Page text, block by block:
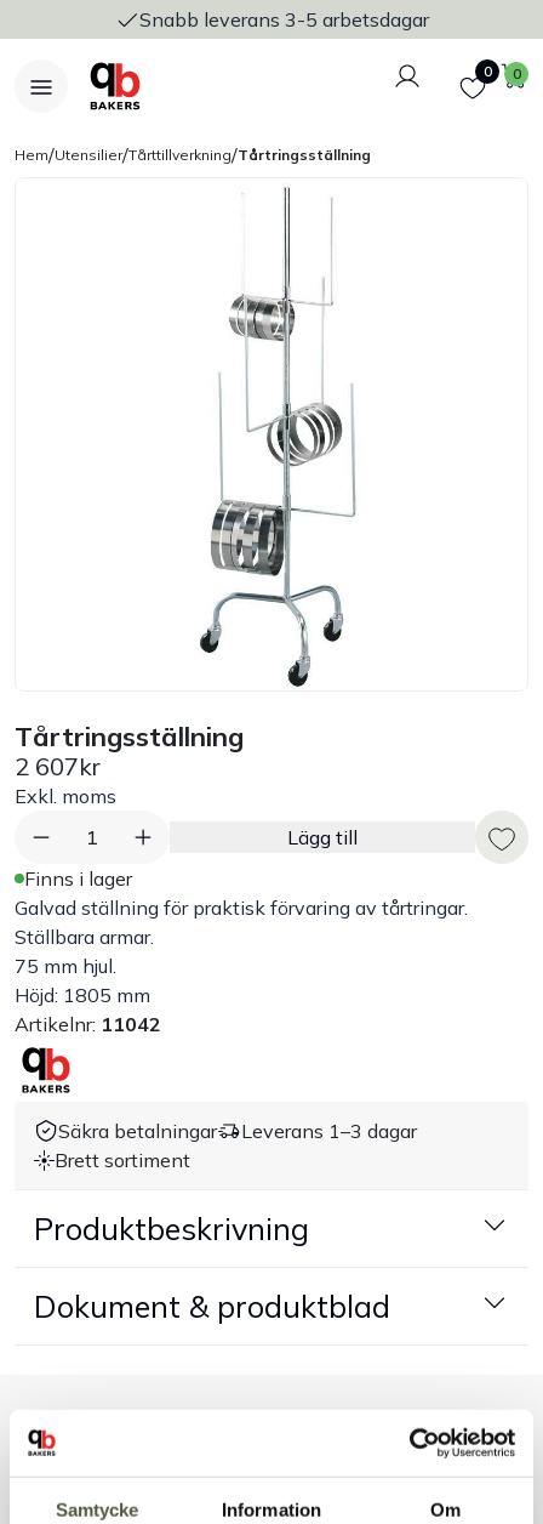
Samtycke Information Om
Snabb leverans 3-5 arbetsdagar
Logga in
Favoriter
0 0
Bageriplåtar & bakformar
Råvaruhantering & lagring
Plåtbyte
Monin
Handla efter bransch
Kontakt
Hem/Utensilier/Tårttillverkning/Tårtringsställning
Tårtringsställning
2 607kr
Exkl. moms
1
Lägg till
Finns i lager
Galvad ställning för praktisk förvaring av tårtringar.
Ställbara armar.
75 mm hjul.
Höjd: 1805 mm
Artikelnr: 11042
Säkra betalningar
Leverans 1–3 dagar
Brett sortiment
Produktbeskrivning
Dokument & produktblad
Liknande produkter